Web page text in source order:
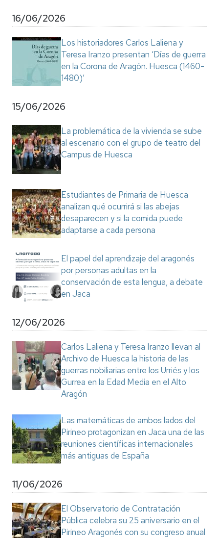
16/06/2026
Los historiadores Carlos Laliena y
Teresa Iranzo presentan ‘Días de guerra
en la Corona de Aragón. Huesca (1460-
1480)’
15/06/2026
La problemática de la vivienda se sube
al escenario con el grupo de teatro del
Campus de Huesca
Estudiantes de Primaria de Huesca
analizan qué ocurrirá si las abejas
desaparecen y si la comida puede
adaptarse a cada persona
El papel del aprendizaje del aragonés
por personas adultas en la
conservación de esta lengua, a debate
en Jaca
12/06/2026
Carlos Laliena y Teresa Iranzo llevan al
Archivo de Huesca la historia de las
guerras nobiliarias entre los Urriés y los
Gurrea en la Edad Media en el Alto
Aragón
Las matemáticas de ambos lados del
Pirineo protagonizan en Jaca una de las
reuniones científicas internacionales
más antiguas de España
11/06/2026
El Observatorio de Contratación
Pública celebra su 25 aniversario en el
Pirineo Aragonés con su congreso anual